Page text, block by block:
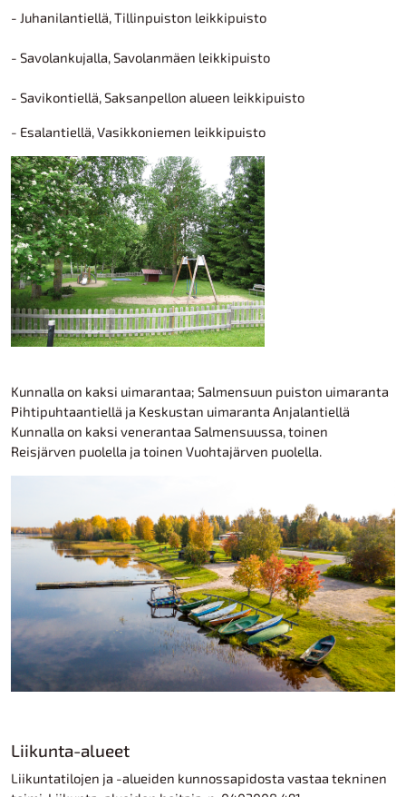
- Juhanilantiellä, Tillinpuiston leikkipuisto
- Savolankujalla, Savolanmäen leikkipuisto
- Savikontiellä, Saksanpellon alueen leikkipuisto
- Esalantiellä, Vasikkoniemen leikkipuisto
Kunnalla on kaksi uimarantaa; Salmensuun puiston uimaranta
Pihtipuhtaantiellä ja Keskustan uimaranta Anjalantiellä
Kunnalla on kaksi venerantaa Salmensuussa, toinen
Reisjärven puolella ja toinen Vuohtajärven puolella.
Liikunta-alueet
Liikuntatilojen ja -alueiden kunnossapidosta vastaa tekninen